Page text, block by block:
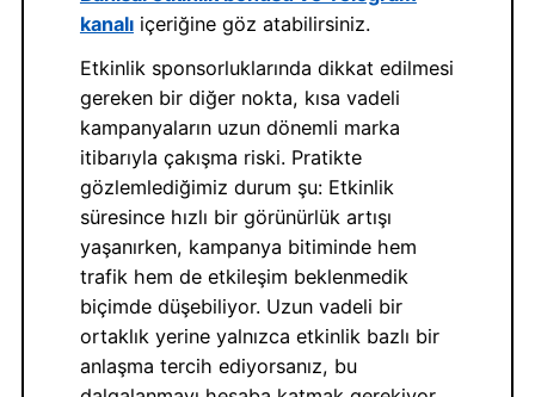
kanalıiçeriğine göz atabilirsiniz.
Etkinlik sponsorluklarında dikkat edilmesi
gereken bir diğer nokta, kısa vadeli
kampanyaların uzun dönemli marka
itibarıyla çakışma riski. Pratikte
gözlemlediğimiz durum şu: Etkinlik
süresince hızlı bir görünürlük artışı
yaşanırken, kampanya bitiminde hem
trafik hem de etkileşim beklenmedik
biçimde düşebiliyor. Uzun vadeli bir
ortaklık yerine yalnızca etkinlik bazlı bir
anlaşma tercih ediyorsanız, bu